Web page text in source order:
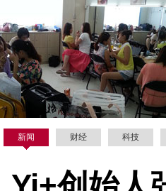
新闻 财经 科技